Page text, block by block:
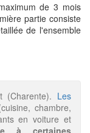
de 3 mois
partie consiste
de l'ensemble
(Charente). Les
chambre,
en voiture et